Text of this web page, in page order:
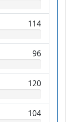
114
96
120
104